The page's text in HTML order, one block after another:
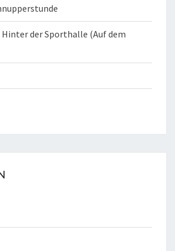
Hinter der Sporthalle (Auf dem